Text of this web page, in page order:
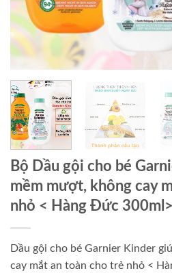
Bộ Dầu gội cho bé
mềm mượt, không cay
nhỏ < Hàng Đức
Dầu gội cho bé Garnier Kinder
cay mắt an toàn cho trẻ nhỏ <